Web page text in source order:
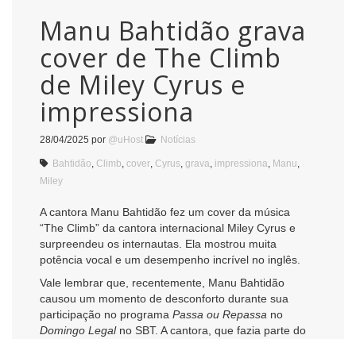
Manu Bahtidão grava
cover de The Climb
de Miley Cyrus e
impressiona
28/04/2025 por @uHost Notícias
Bahtidão Climb cover Cyrus grava impressiona Manu
Miley
A cantora Manu Bahtidão fez um cover da música
“The Climb” da cantora internacional Miley Cyrus e
surpreendeu os internautas. Ela mostrou muita
potência vocal e um desempenho incrível no inglês.
Vale lembrar que, recentemente, Manu Bahtidão
causou um momento de desconforto durante sua
participação no programa Passa ou Repassa no
Domingo Legalno SBT. A cantora, que fazia parte do